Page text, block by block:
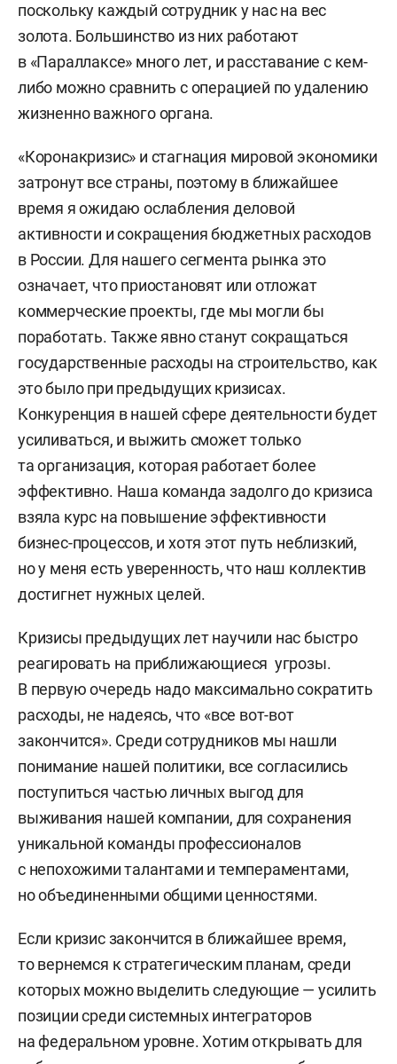
поскольку каждый сотрудник у нас на вес
золота. Большинство из них работают
в «Параллаксе» много лет, и расставание с кем-
либо можно сравнить с операцией по удалению
жизненно важного органа.
«Коронакризис» и стагнация мировой экономики
затронут все страны, поэтому в ближайшее
время я ожидаю ослабления деловой
активности и сокращения бюджетных расходов
в России. Для нашего сегмента рынка это
означает, что приостановят или отложат
коммерческие проекты, где мы могли бы
поработать. Также явно станут сокращаться
государственные расходы на строительство, как
это было при предыдущих кризисах.
Конкуренция в нашей сфере деятельности будет
усиливаться, и выжить сможет только
та организация, которая работает более
эффективно. Наша команда задолго до кризиса
взяла курс на повышение эффективности
бизнес-процессов, и хотя этот путь неблизкий,
но у меня есть уверенность, что наш коллектив
достигнет нужных целей.
Кризисы предыдущих лет научили нас быстро
реагировать на приближающиеся угрозы.
В первую очередь надо максимально сократить
расходы, не надеясь, что «все вот-вот
закончится». Среди сотрудников мы нашли
понимание нашей политики, все согласились
поступиться частью личных выгод для
выживания нашей компании, для сохранения
уникальной команды профессионалов
с непохожими талантами и темпераментами,
но объединенными общими ценностями.
Если кризис закончится в ближайшее время,
то вернемся к стратегическим планам, среди
которых можно выделить следующие — усилить
позиции среди системных интеграторов
на федеральном уровне. Хотим открывать для